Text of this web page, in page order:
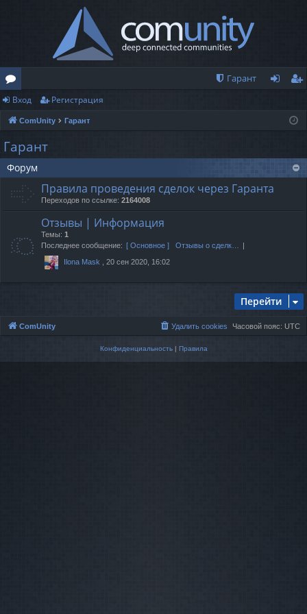
о
ру
м
ы
Гарант
ис
ац
Вход Регистрация
ComUnity Гарант
Гарант
Форум
Правила проведения сделок через Гаранта
Переходов по ссылке: 2164008
Отзывы | Информация
Темы: 1
Последнее сообщение: [ Основное ] Отзывы о сделк…
Ilona Mask , 20 сен 2020, 16:02
Перейти
ComUnity Часовой пояс: UTC
Удалить cookies
Конфиденциальность| Правила